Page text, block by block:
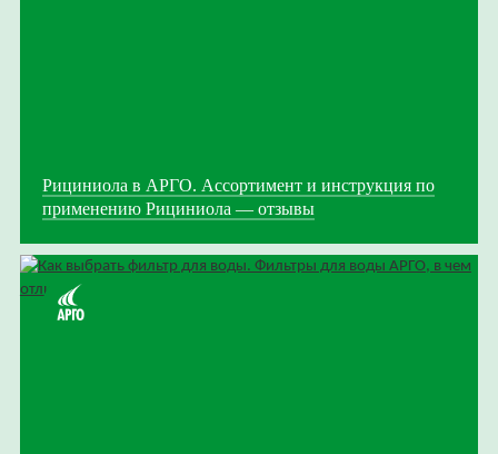
Рициниола в АРГО. Ассортимент и инструкция по
применению Рициниола — отзывы